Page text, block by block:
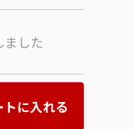
ました
トに入れる